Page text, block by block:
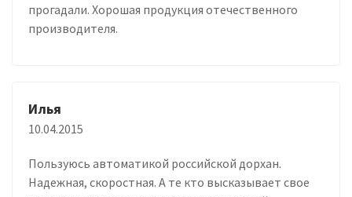
прогадали. Хорошая продукция отечественного
производителя.
Илья
10.04.2015
Пользуюсь автоматикой российской дорхан.
Надежная, скоростная. А те кто высказывает свое